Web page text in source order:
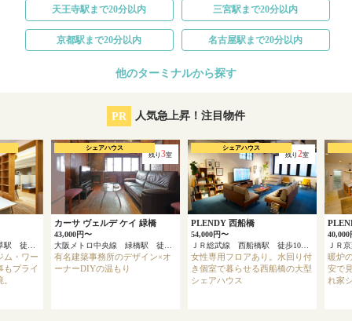
天王寺駅まで20分以内 三宮駅まで20分以内
京都駅まで20分以内 名古屋駅まで20分以内
他のターミナルから探す
PR 人気急上昇！注目物件
東京メトロ銀座線 浅草駅 徒歩4分
ム・ワー
もプライ
残り 3室
カーサ ヴェルデ ケイ 緑橋
43,000円〜
大阪メトロ中央線 緑橋駅 徒歩6分
有名建築事務所のデザイン×オ
ーナーDIYの温もり
シェアハウス
残り 2室
PLENDY 西船橋
54,000円〜
ＪＲ総武線 西船橋駅 徒歩10分
女性専用フロアあり。水回り付
き個室で暮らせる西船橋の大型
シェアハウス
シェアハウス
40,000
暖炉
安で
れ家